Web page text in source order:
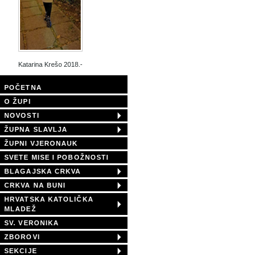
Katarina Krešo 2018.-
POČETNA
O ŽUPI
NOVOSTI
ŽUPNA SLAVLJA
ŽUPNI VJERONAUK
SVETE MISE I POBOŽNOSTI
BLAGAJSKA CRKVA
CRKVA NA BUNI
HRVATSKA KATOLIČKA
MLADEŽ
SV. VERONIKA
ZBOROVI
SEKCIJE